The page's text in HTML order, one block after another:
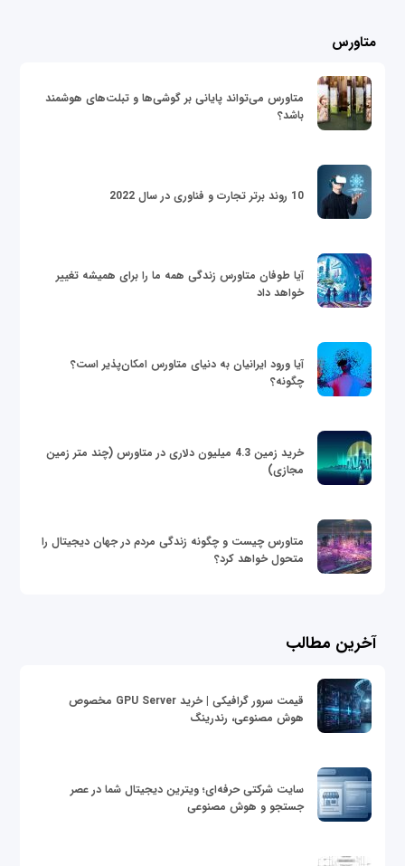
متاورس
متاورس می‌تواند پایانی بر گوشی‌ها و تبلت‌های هوشمند
باشد؟
10 روند برتر تجارت و فناوری در سال 2022
آیا طوفان متاورس زندگی همه ما را برای همیشه تغییر
خواهد داد
آیا ورود ایرانیان به دنیای متاورس امکان‌پذیر است؟
چگونه؟
خرید زمین 4.3 میلیون دلاری در متاورس (چند متر زمین
مجازی)
متاورس چیست و چگونه زندگی مردم در جهان دیجیتال را
متحول خواهد کرد؟
آخرین مطالب
قیمت سرور گرافیکی | خرید GPU Server مخصوص
هوش مصنوعی، رندرینگ
سایت شرکتی حرفه‌ای؛ ویترین دیجیتال شما در عصر
جستجو و هوش مصنوعی